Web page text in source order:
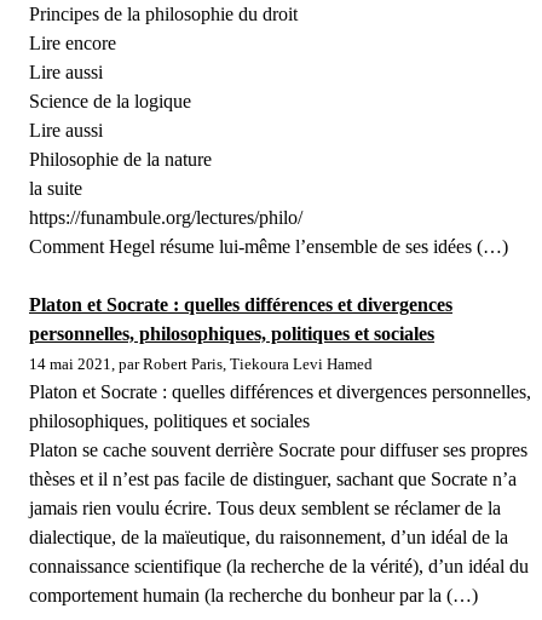
Principes de la philosophie du droit
Lire encore
Lire aussi
Science de la logique
Lire aussi
Philosophie de la nature
la suite
https://funambule.org/lectures/philo/
Comment Hegel résume lui-même l’ensemble de ses idées (…)
Platon et Socrate : quelles différences et divergences
personnelles, philosophiques, politiques et sociales
14 mai 2021, par Robert Paris, Tiekoura Levi Hamed
Platon et Socrate : quelles différences et divergences personnelles,
philosophiques, politiques et sociales
Platon se cache souvent derrière Socrate pour diffuser ses propres
thèses et il n’est pas facile de distinguer, sachant que Socrate n’a
jamais rien voulu écrire. Tous deux semblent se réclamer de la
dialectique, de la maïeutique, du raisonnement, d’un idéal de la
connaissance scientifique (la recherche de la vérité), d’un idéal du
comportement humain (la recherche du bonheur par la (…)